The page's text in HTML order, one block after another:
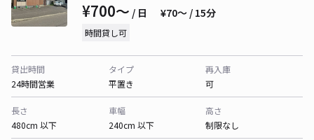
¥700〜 / 日 ¥70〜 / 15分
時間貸し可
貸出時間
24時間営業
タイプ
平置き
再入庫
可
長さ
480cm 以下
車幅
240cm 以下
高さ
制限なし